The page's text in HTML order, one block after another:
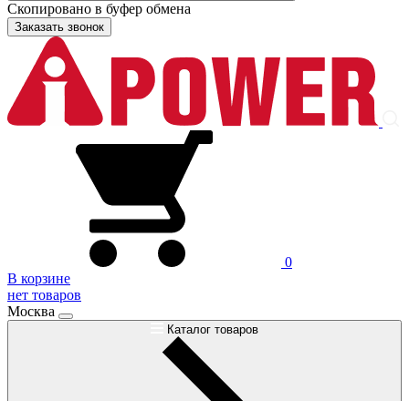
Скопировано в буфер обмена
Заказать звонок
0
В корзине
нет товаров
Москва
Каталог товаров